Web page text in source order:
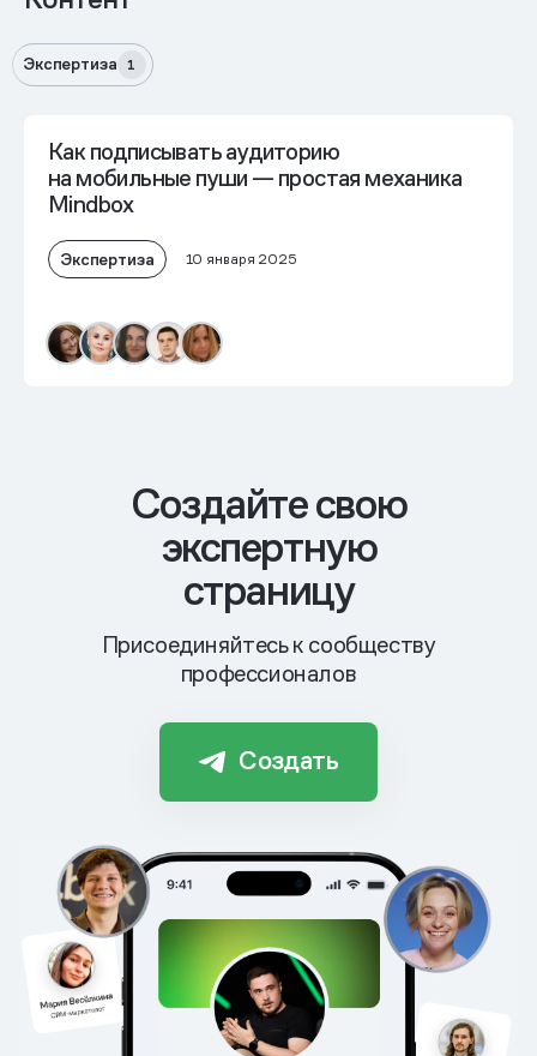
Экспертиза 1
Как подписывать аудиторию
на мобильные пуши — простая механика
Mindbox
Экспертиза 10 января 2025
Cоздайте свою
экспертную
страницу
Присоединяйтесь к сообществу
профессионалов
Создать